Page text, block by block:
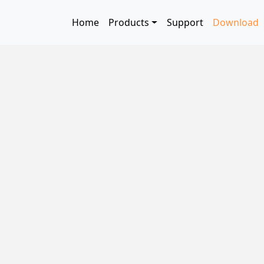
Main navigation
Home Products Support Download